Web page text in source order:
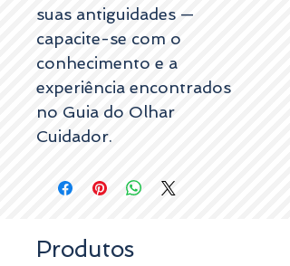
suas antiguidades —
capacite-se com o
conhecimento e a
experiência encontrados
no Guia do Olhar
Cuidador.
Produtos